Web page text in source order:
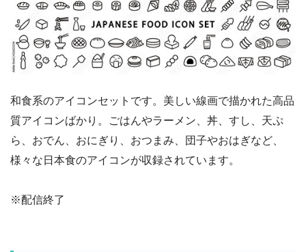
和食系のアイコンセットです。美しい線画で描かれた高品
質アイコンばかり。ごはんやラーメン、丼、すし、天ぷ
ら、おでん、おにぎり、おつまみ、団子やおはぎなど、
様々な日本食のアイコンが収録されています。
※配信終了